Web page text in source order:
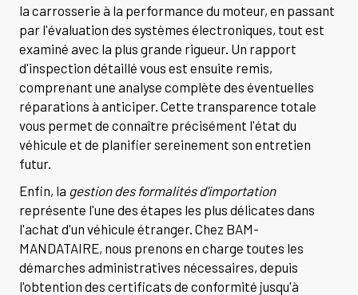
la carrosserie à la performance du moteur, en passant
par l'évaluation des systèmes électroniques, tout est
examiné avec la plus grande rigueur. Un rapport
d'inspection détaillé vous est ensuite remis,
comprenant une analyse complète des éventuelles
réparations à anticiper. Cette transparence totale
vous permet de connaître précisément l'état du
véhicule et de planifier sereinement son entretien
futur.
Enfin, la gestion des formalités d'importation
représente l'une des étapes les plus délicates dans
l'achat d'un véhicule étranger. Chez BAM-
MANDATAIRE, nous prenons en charge toutes les
démarches administratives nécessaires, depuis
l'obtention des certificats de conformité jusqu'à